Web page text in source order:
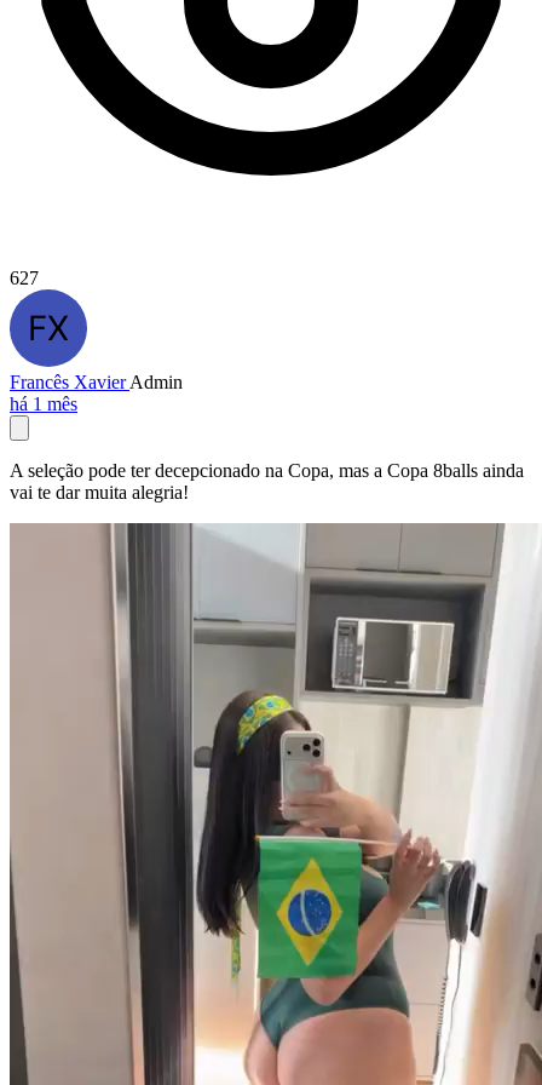
627
Francês XavierAdmin
há 1 mês
A seleção pode ter decepcionado na Copa, mas a Copa 8balls ainda
vai te dar muita alegria!